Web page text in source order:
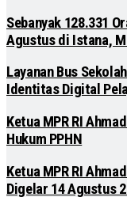
Sebanyak 128.331
Agustus di Istana,
Layanan Bus
Identitas Digital
Ketua MPR RI
Hukum PPHN
Ketua MPR RI
Digelar 14 Agustus